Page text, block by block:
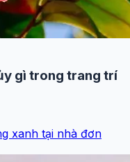
gì trong trang trí
xanh tại nhà đơn